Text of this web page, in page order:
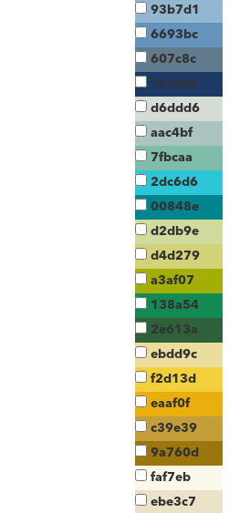
93b7d1
6693bc
607c8c
1c3a65
d6ddd6
aac4bf
7fbcaa
2dc6d6
00848e
d2db9e
d4d279
a3af07
138a54
2e613a
ebdd9c
f2d13d
eaaf0f
c39e39
9a760d
faf7eb
ebe3c7